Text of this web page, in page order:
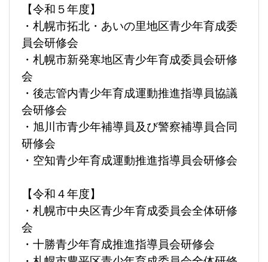
【令和５年度】
・札幌市拓北・あいの里地区青少年育成委
員会研修会
・札幌市新発寒地区青少年育成委員会研修
会
・後志管内青少年育成運動推進指導員協議
会研修会
・旭川市青少年補導員及び警察補導員合同
研修会
・空知青少年育成運動推進指導員会研修会
【令和４年度】
・札幌市中央区青少年育成委員会全体研修
会
・十勝青少年育成推進指導員会研修会